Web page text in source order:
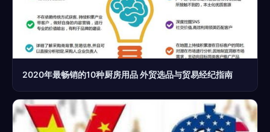
2020年最畅销的10种厨房用品 外贸选品与贸易经纪指南